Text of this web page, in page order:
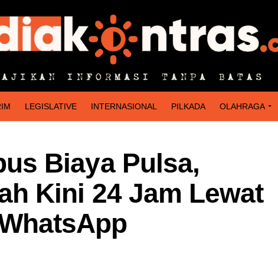
LEGISLATIVE INTERNASIONAL PILKADA OLAHRAGA
Biaya Pulsa,
Kini 24 Jam Lewat